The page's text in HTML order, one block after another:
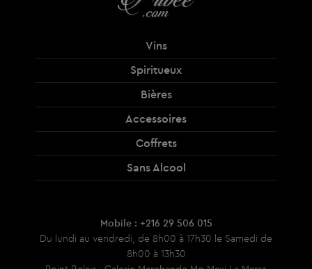
Vins
Spiritueux
Bières
Accessoires
Coffrets
Sans Alcool
Mobile : +216 29 506 015
Du lundi au vendredi, de 8h00 à 17h30 le Samedi de
8h00 à 13h30